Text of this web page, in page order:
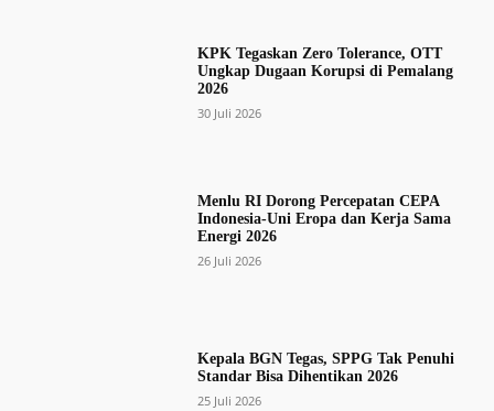
KPK Tegaskan Zero Tolerance, OTT
Ungkap Dugaan Korupsi di Pemalang
2026
30 Juli 2026
Menlu RI Dorong Percepatan CEPA
Indonesia-Uni Eropa dan Kerja Sama
Energi 2026
26 Juli 2026
Kepala BGN Tegas, SPPG Tak Penuhi
Standar Bisa Dihentikan 2026
25 Juli 2026